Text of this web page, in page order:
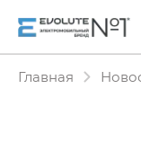
Главная